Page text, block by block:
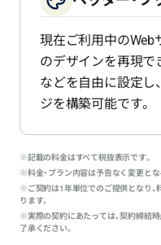
現在ご利用中のWeb
のデザインを再現で
などを自由に設定し
ジを構築可能です。
※記載の料金はすべて税抜表示です。
※料金・プラン内容は予告なく変更とな
※ご契約は1年単位でのご提供となり、
ります。
※実際の契約にあたっては、契約締結
了承ください。